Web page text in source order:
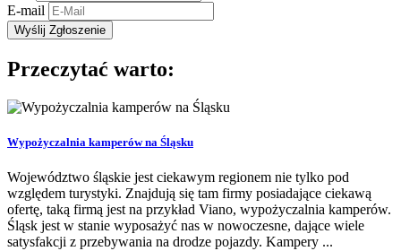
E-mail
Przeczytać warto:
Wypożyczalnia kamperów na Śląsku
Województwo śląskie jest ciekawym regionem nie tylko pod
względem turystyki. Znajdują się tam firmy posiadające ciekawą
ofertę, taką firmą jest na przykład Viano, wypożyczalnia kamperów.
Śląsk jest w stanie wyposażyć nas w nowoczesne, dające wiele
satysfakcji z przebywania na drodze pojazdy. Kampery ...